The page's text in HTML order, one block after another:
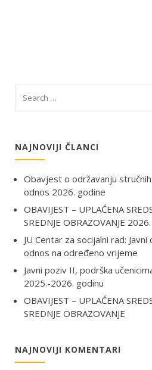
NAJNOVIJI ČLANCI
Obavjest o održavanju
odnos 2026. godine
OBAVIJEST – UPLAĆENA
SREDNJE OBRAZOVANJE 2026.
JU Centar za socijalni rad:
odnos na određeno vrijeme
Javni poziv II, podrška
2025.-2026. godinu
OBAVIJEST – UPLAĆENA
SREDNJE OBRAZOVANJE
NAJNOVIJI KOMENTARI